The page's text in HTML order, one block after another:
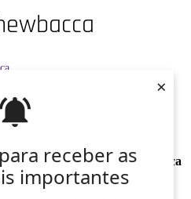
receber as
importantes
×
registro sobre: chewbacca